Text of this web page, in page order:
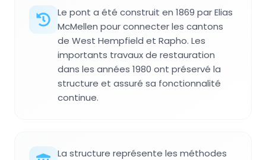
Le pont a été construit en 1869 par Elias
McMellen pour connecter les cantons
de West Hempfield et Rapho. Les
importants travaux de restauration
dans les années 1980 ont préservé la
structure et assuré sa fonctionnalité
continue.
La structure représente les méthodes